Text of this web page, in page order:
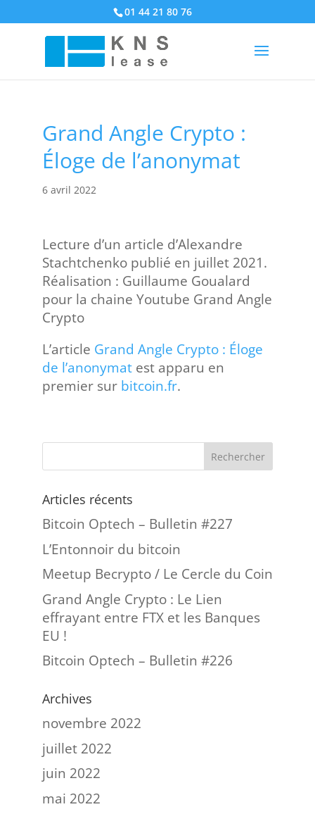
01 44 21 80 76
Grand Angle Crypto :
Éloge de l’anonymat
6 avril 2022
Lecture d’un article d’Alexandre
Stachtchenko publié en juillet 2021.
Réalisation : Guillaume Goualard
pour la chaine Youtube Grand Angle
Crypto
L’article Grand Angle Crypto : Éloge
de l’anonymatest apparu en
premier sur bitcoin.fr.
Articles récents
Bitcoin Optech – Bulletin #227
L’Entonnoir du bitcoin
Meetup Becrypto / Le Cercle du Coin
Grand Angle Crypto : Le Lien
effrayant entre FTX et les Banques
EU !
Bitcoin Optech – Bulletin #226
Archives
novembre 2022
juillet 2022
juin 2022
mai 2022